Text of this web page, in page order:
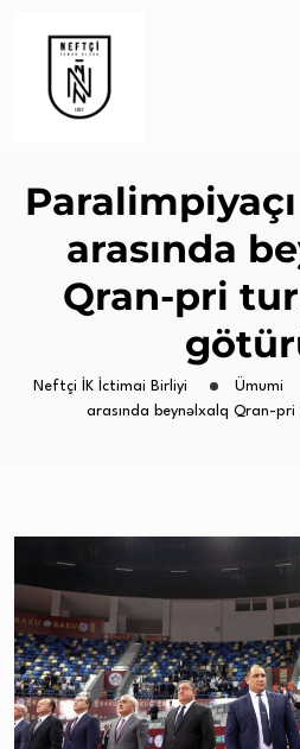
arasında
Qran-pri
Neftçi İK İctimai Birliyi Ümumi
arasında beynəlxalq Qran-